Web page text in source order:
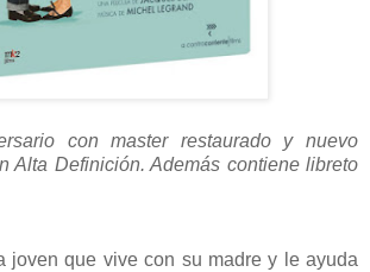
con master restaurado y nuevo
Alta Definición. Además contiene libreto
joven que vive con su madre y le ayuda